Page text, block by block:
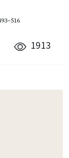
1913